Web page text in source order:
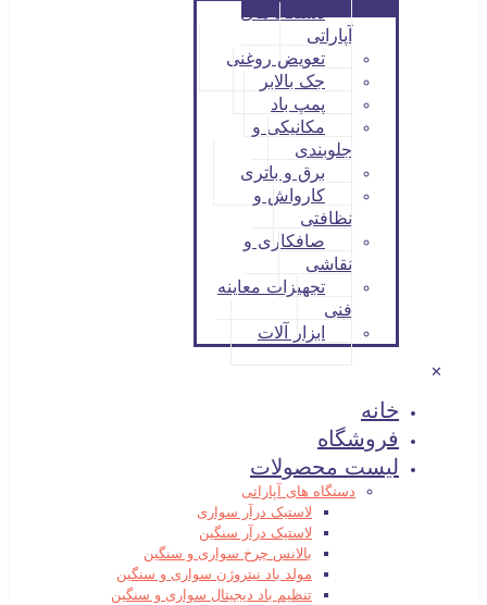
دستگاه های
آپاراتی
تعویض روغنی
جک بالابر
پمپ باد
مکانیکی و
جلوبندی
برق و باتری
کارواش و
نظافتی
صافکاری و
نقاشی
تجهیزات معاینه
فنی
ابزار آلات
✕
خانه
فروشگاه
لیست محصولات
دستگاه های آپاراتی
لاستیک درآر سواری
لاستیک درآر سنگین
بالانس چرخ سواری و سنگین
مولد باد نیتروژن سواری و سنگین
تنظیم باد دیجیتال سواری و سنگین